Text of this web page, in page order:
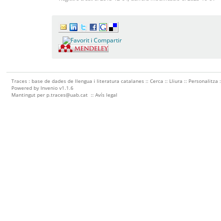
Traces : base de dades de llengua i literatura catalanes ::Cerca :: Lliura :: Personalitza
Powered by Invenio v1.1.6
Mantingut per p.traces@uab.cat ::Avís legal